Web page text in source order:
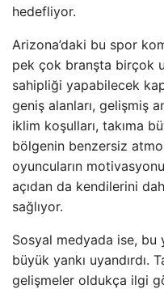
hedefliyor.
Arizona’daki bu spor
pek çok branşta birçok
sahipliği yapabilecek
geniş alanları, gelişmiş
iklim koşulları, takıma
bölgenin benzersiz
oyuncuların
açıdan da kendilerini
sağlıyor.
Sosyal medyada ise,
büyük yankı uyandırdı.
gelişmeler oldukça ilgi